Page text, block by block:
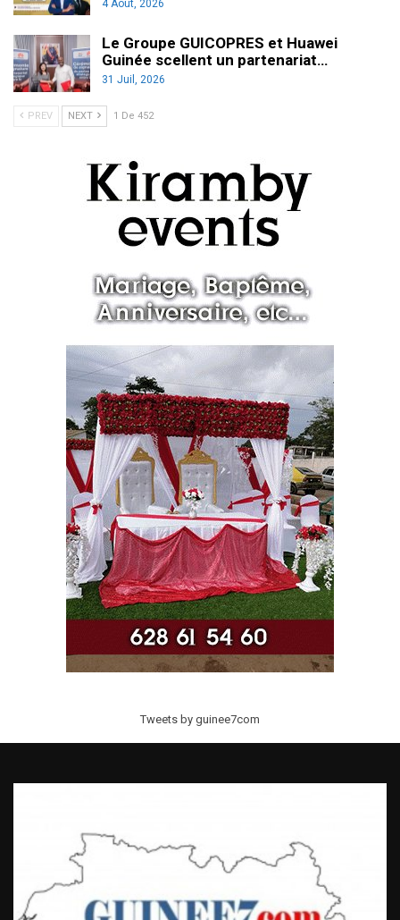
4 Août, 2026
Le Groupe GUICOPRES et Huawei
Guinée scellent un partenariat…
31 Juil, 2026
PREV NEXT 1 De 452
Tweets by guinee7com